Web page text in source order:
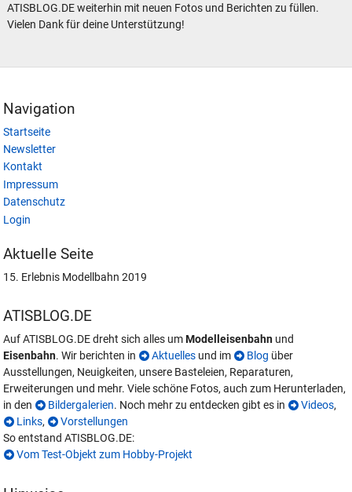
ATISBLOG.DE weiterhin mit neuen Fotos und Berichten zu füllen.
Vielen Dank für deine Unterstützung!
Navigation
Startseite
Newsletter
Kontakt
Impressum
Datenschutz
Login
Aktuelle Seite
15. Erlebnis Modellbahn 2019
ATISBLOG.DE
Auf ATISBLOG.DE dreht sich alles umModelleisenbahn und
Eisenbahn. Wir berichten in Aktuelles und im Blog über
Ausstellungen, Neuigkeiten, unsere Basteleien, Reparaturen,
Erweiterungen und mehr. Viele schöne Fotos, auch zum Herunterladen,
in den
Bildergalerien. Noch mehr zu entdecken gibt es in Videos,
Links,
Vorstellungen
So entstand ATISBLOG.DE:
Vom Test-Objekt zum Hobby-Projekt